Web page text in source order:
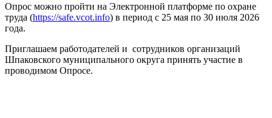
Опрос можно пройти на Электронной платформе по охране
труда (https://safe.vcot.info) в период с 25 мая по 30 июля 2026
года.
Приглашаем работодателей и сотрудников организаций
Шпаковского муниципального округа принять участие в
проводимом Опросе.